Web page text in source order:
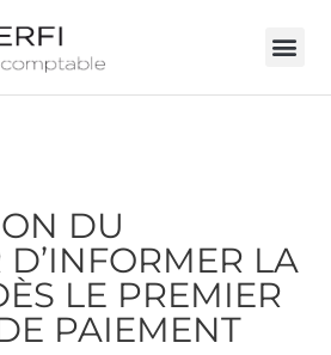
DU
LA
LE PREMIER
PAIEMENT